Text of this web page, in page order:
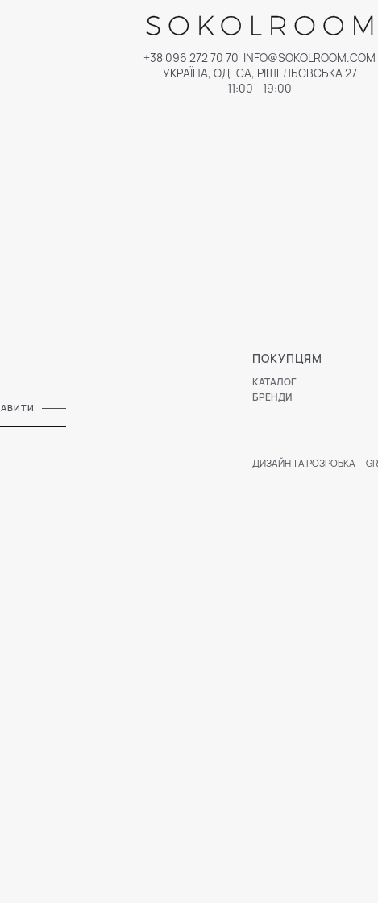
КАТАЛОГ
БРЕНДИ
ПОКУПЦЯМ
+38 096 272 70 70 INFO@SOKOLROOM.COM
УКРАЇНА, ОДЕСА, РІШЕЛЬЄВСЬКА 27
11:00 - 19:00
ДИЗАЙН ТА РОЗРОБКА —